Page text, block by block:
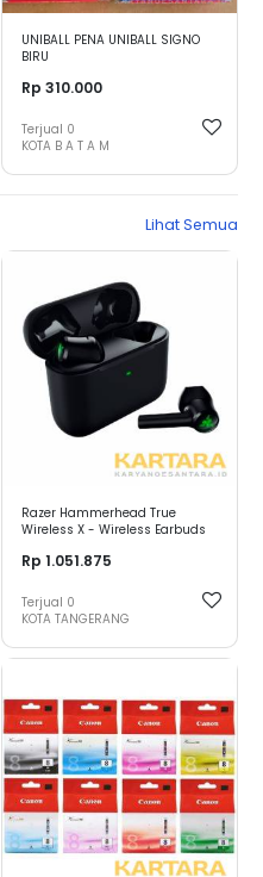
UNIBALL PENA UNIBALL SIGNO
BIRU
Rp 310.000
Terjual 0
KOTA B A T A M
Lihat Semua
Razer Hammerhead True
Wireless X - Wireless Earbuds
Rp 1.051.875
Terjual 0
KOTA TANGERANG